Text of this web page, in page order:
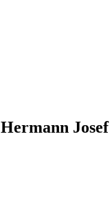
Hermann Josef